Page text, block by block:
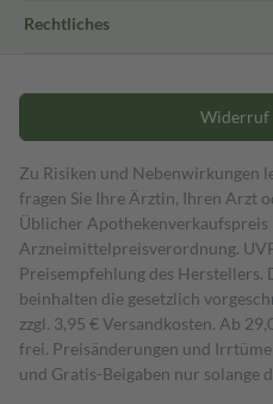
Rechtliches
Widerruf
Zu Risiken und Nebenwirkungen
fragen Sie Ihre Ärztin, Ihren Arzt
Üblicher Apothekenverkaufspreis
Arzneimittelpreisverordnung.
Preisempfehlung des Herstellers.
beinhalten die gesetzlich
zzgl. 3,95 € Versandkosten. Ab
frei. Preisänderungen und
und Gratis-Beigaben nur solange